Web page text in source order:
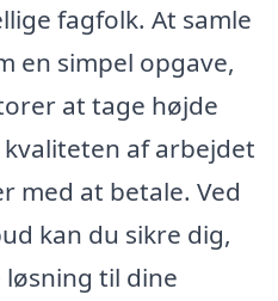
fagfolk. At samle
en simpel opgave,
at tage højde
af arbejdet
med at betale. Ved
kan du sikre dig,
til dine